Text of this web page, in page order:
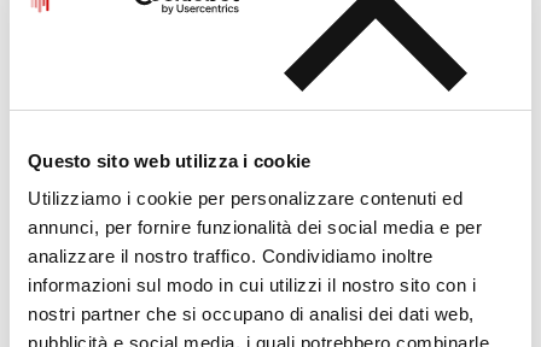
Questo sito web utilizza i cookie
Utilizziamo i cookie per personalizzare contenuti ed
annunci, per fornire funzionalità dei social media e per
analizzare il nostro traffico. Condividiamo inoltre
informazioni sul modo in cui utilizzi il nostro sito con i
nostri partner che si occupano di analisi dei dati web,
pubblicità e social media, i quali potrebbero combinarle
quanto costa e come si paga
L'imposta di bollo sulle fatture è [...]